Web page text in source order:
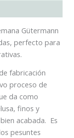
Gütermann
perfecto para
fabricación
proceso de
da como
finos y
acabada. Es
pesuntes